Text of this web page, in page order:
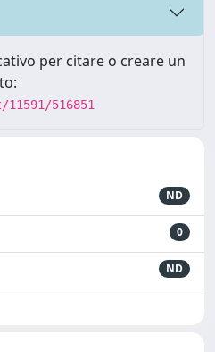
per citare o creare un
516851
ND
0
ND